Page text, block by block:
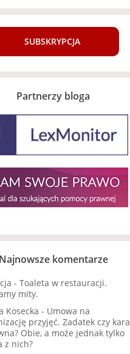
SUBSKRYPCJA
Partnerzy bloga
Najnowsze komentarze
- Toaleta w restauracji.
mity.
Kosecka - Umowa na
przyjęć. Zadatek czy kara
Obie, a może jednak tylko
z nich?